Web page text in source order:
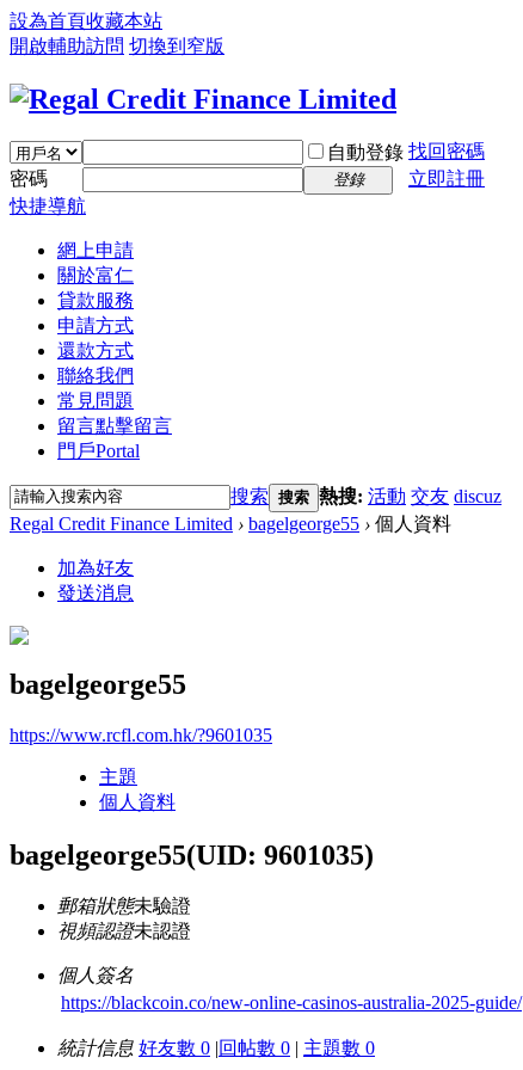
設為首頁收藏本站
開啟輔助訪問 切換到窄版
自動登錄 找回密碼
密碼
登錄
立即註冊
快捷導航
網上申請
關於富仁
貸款服務
申請方式
還款方式
聯絡我們
常見問題
留言點擊留言
門戶Portal
搜索 搜索 熱搜: 活動 交友 discuz
Regal Credit Finance Limited › bagelgeorge55 › 個人資料
加為好友
發送消息
bagelgeorge55
https://www.rcfl.com.hk/?9601035
主題
個人資料
bagelgeorge55(UID: 9601035)
郵箱狀態未驗證
視頻認證未認證
個人簽名
https://blackcoin.co/new-online-casinos-australia-2025-guide/
統計信息 好友數 0 |回帖數 0 | 主題數 0